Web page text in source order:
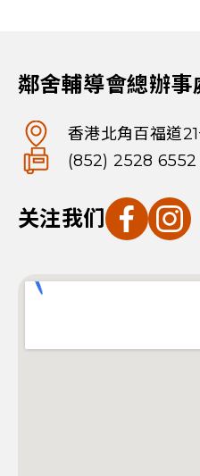
鄰舍輔導會總辦事
香港北角百福道
(852) 2528 6552
关注我们